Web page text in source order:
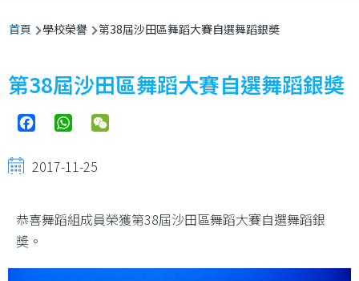
導
航
連
結
首頁 學校榮譽 第38屆沙田區舞蹈大賽自選舞蹈銀奬
第38屆沙田區舞蹈大賽自選舞蹈銀奬
FacebookWhatsApp
2017-11-25
恭喜舞蹈組成員榮獲第38屆沙田區舞蹈大賽自選舞蹈銀
奬。